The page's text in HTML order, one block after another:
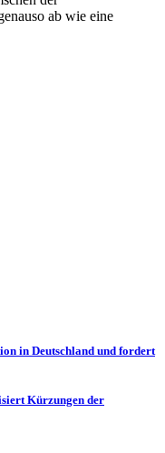
ab wie eine
in Deutschland und fordert
Kürzungen der